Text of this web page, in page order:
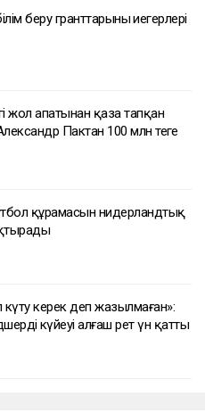
беру гранттарының иегерлері
жол апатынан қаза тапқан
Пактан 100 млн теңге
құрамасын нидерландтық
күту керек деп жазылмаған»:
күйеуі алғаш рет үн қатты